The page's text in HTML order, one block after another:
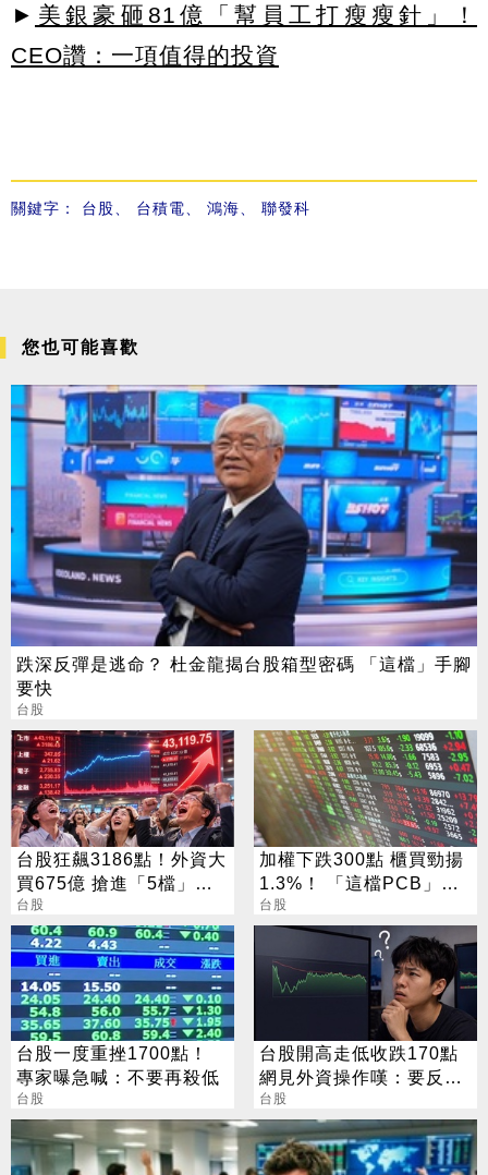
► 美銀豪砸81億「幫員工打瘦瘦針」！
CEO讚：一項值得的投資
關鍵字： 台股 台積電 鴻海 聯發科
您也可能喜歡
跌深反彈是逃命？ 杜金龍揭台股箱型密碼 「這檔」手腳
要快
台股
台股狂飆3186點！外資大
買675億 搶進「5檔」
ETF
台股
加權下跌300點 櫃買勁揚
1.3%！ 「這檔PCB」連3
天漲停
台股
台股一度重挫1700點！
專家曝急喊：不要再殺低
台股
台股開高走低收跌170點
網見外資操作嘆：要反轉
了嗎？
台股